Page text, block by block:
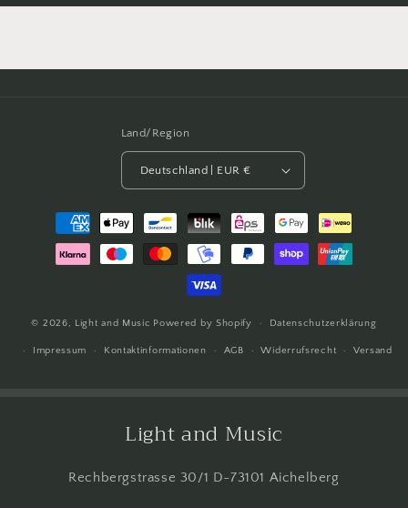
Land/Region
Deutschland | EUR €
Zahlungsmethoden
© 2026, Light and Music Powered by Shopify Datenschutzerklärung
Impressum Kontaktinformationen AGB Widerrufsrecht Versand
Light and Music
Rechbergstrasse 30/1 D-73101 Aichelberg